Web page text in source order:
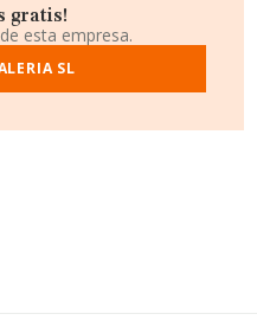
la posición 104.834 a
en el ranking:
S.A, en cambio, la
Software Spain S.L
en el ranking provincial.
y el correo
gratis!
esta empresa.
SL